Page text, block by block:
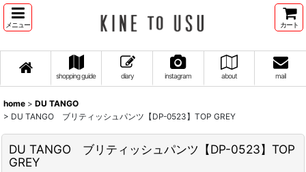
メニュー カート
shopping guide diary instagram about mail
home > DU TANGO
> DU TANGO ブリティッシュパンツ【DP-0523】TOP GREY
DU TANGO ブリティッシュパンツ【DP-0523】TOP
GREY